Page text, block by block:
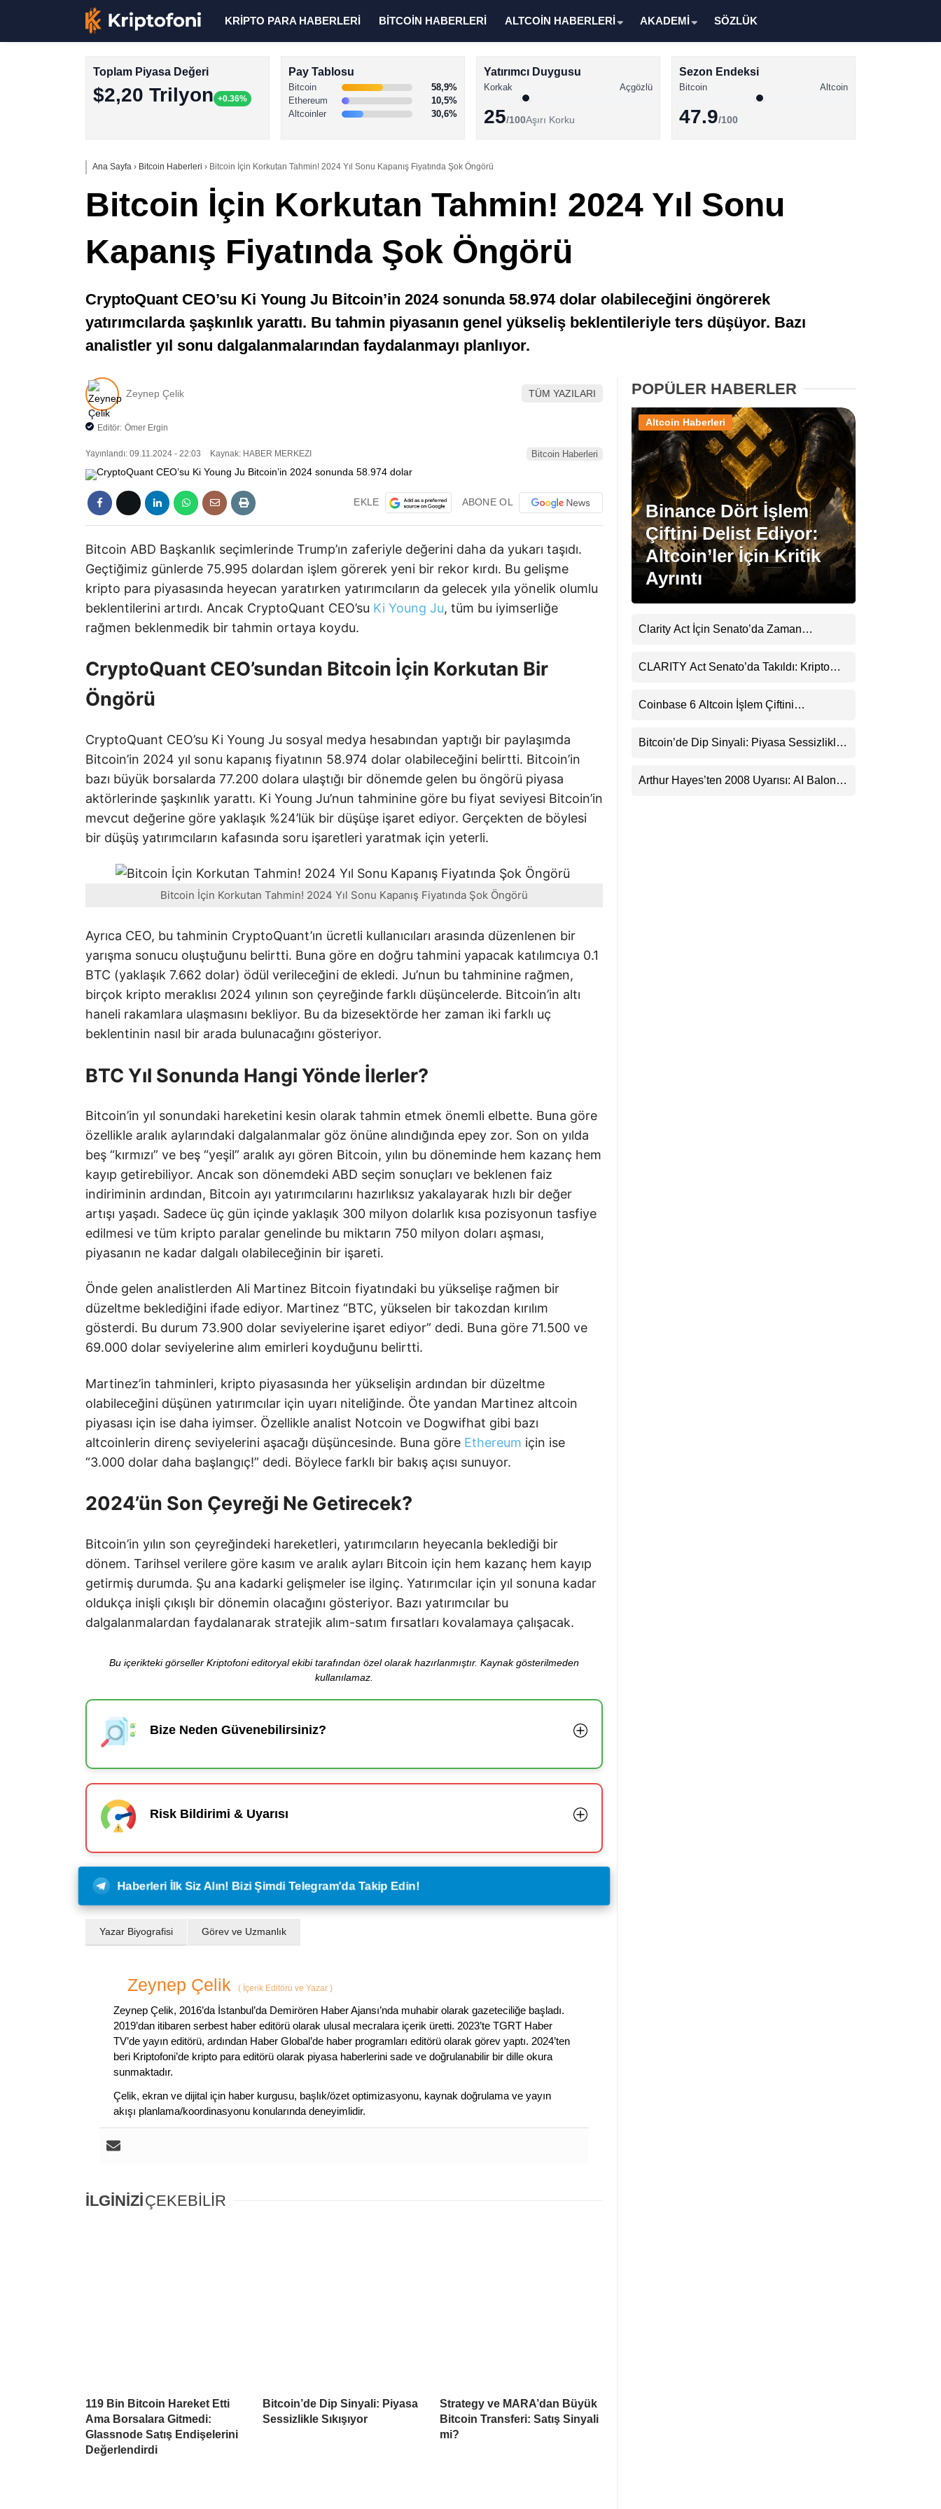
Altcoin Haberleri
Facebook
Instagram
Youtube
TikTok
Pinterest
KRİPTO PARA HABERLERİ BİTCOİN HABERLERİ ALTCOİN HABERLERİ AKADEMİ SÖZLÜK
Toplam Piyasa Değeri
$2,20 Trilyon +0.36%
Pay Tablosu
Bitcoin
58,9%
Ethereum
10,5%
Altcoinler
30,6%
Yatırımcı Duygusu
Korkak Açgözlü
25/100Aşırı Korku
Sezon Endeksi
Bitcoin Altcoin
47.9/100
Ana Sayfa › Bitcoin Haberleri › Bitcoin İçin Korkutan Tahmin! 2024 Yıl Sonu Kapanış Fiyatında Şok Öngörü
Bitcoin İçin Korkutan Tahmin! 2024 Yıl Sonu
Kapanış Fiyatında Şok Öngörü
CryptoQuant CEO’su Ki Young Ju Bitcoin’in 2024 sonunda 58.974 dolar olabileceğini öngörerek
yatırımcılarda şaşkınlık yarattı. Bu tahmin piyasanın genel yükseliş beklentileriyle ters düşüyor. Bazı
analistler yıl sonu dalgalanmalarından faydalanmayı planlıyor.
Zeynep Çelik TÜM YAZILARI
Editör: Ömer Ergin
Yayınlandı: 09.11.2024 - 22:03 Kaynak: HABER MERKEZI Bitcoin Haberleri
EKLE ABONE OL
Bitcoin ABD Başkanlık seçimlerinde Trump’ın zaferiyle değerini daha da yukarı taşıdı.
Geçtiğimiz günlerde 75.995 dolardan işlem görerek yeni bir rekor kırdı. Bu gelişme
kripto para piyasasında heyecan yaratırken yatırımcıların da gelecek yıla yönelik olumlu
beklentilerini artırdı. Ancak CryptoQuant CEO’su Ki Young Ju, tüm bu iyimserliğe
rağmen beklenmedik bir tahmin ortaya koydu.
CryptoQuant CEO’sundan Bitcoin İçin Korkutan Bir
Öngörü
CryptoQuant CEO’su Ki Young Ju sosyal medya hesabından yaptığı bir paylaşımda
Bitcoin’in 2024 yıl sonu kapanış fiyatının 58.974 dolar olabileceğini belirtti. Bitcoin’in
bazı büyük borsalarda 77.200 dolara ulaştığı bir dönemde gelen bu öngörü piyasa
aktörlerinde şaşkınlık yarattı. Ki Young Ju’nun tahminine göre bu fiyat seviyesi Bitcoin’in
mevcut değerine göre yaklaşık %24’lük bir düşüşe işaret ediyor. Gerçekten de böylesi
bir düşüş yatırımcıların kafasında soru işaretleri yaratmak için yeterli.
Bitcoin İçin Korkutan Tahmin! 2024 Yıl Sonu Kapanış Fiyatında Şok Öngörü
Ayrıca CEO, bu tahminin CryptoQuant’ın ücretli kullanıcıları arasında düzenlenen bir
yarışma sonucu oluştuğunu belirtti. Buna göre en doğru tahmini yapacak katılımcıya 0.1
BTC (yaklaşık 7.662 dolar) ödül verileceğini de ekledi. Ju’nun bu tahminine rağmen,
birçok kripto meraklısı 2024 yılının son çeyreğinde farklı düşüncelerde. Bitcoin’in altı
haneli rakamlara ulaşmasını bekliyor. Bu da bizesektörde her zaman iki farklı uç
beklentinin nasıl bir arada bulunacağını gösteriyor.
BTC Yıl Sonunda Hangi Yönde İlerler?
Bitcoin’in yıl sonundaki hareketini kesin olarak tahmin etmek önemli elbette. Buna göre
özellikle aralık aylarındaki dalgalanmalar göz önüne alındığında epey zor. Son on yılda
beş “kırmızı” ve beş “yeşil” aralık ayı gören Bitcoin, yılın bu döneminde hem kazanç hem
kayıp getirebiliyor. Ancak son dönemdeki ABD seçim sonuçları ve beklenen faiz
indiriminin ardından, Bitcoin ayı yatırımcılarını hazırlıksız yakalayarak hızlı bir değer
artışı yaşadı. Sadece üç gün içinde yaklaşık 300 milyon dolarlık kısa pozisyonun tasfiye
edilmesi ve tüm kripto paralar genelinde bu miktarın 750 milyon doları aşması,
piyasanın ne kadar dalgalı olabileceğinin bir işareti.
Önde gelen analistlerden Ali Martinez Bitcoin fiyatındaki bu yükselişe rağmen bir
düzeltme beklediğini ifade ediyor. Martinez “BTC, yükselen bir takozdan kırılım
gösterdi. Bu durum 73.900 dolar seviyelerine işaret ediyor” dedi. Buna göre 71.500 ve
69.000 dolar seviyelerine alım emirleri koyduğunu belirtti.
Martinez’in tahminleri, kripto piyasasında her yükselişin ardından bir düzeltme
olabileceğini düşünen yatırımcılar için uyarı niteliğinde. Öte yandan Martinez altcoin
piyasası için ise daha iyimser. Özellikle analist Notcoin ve Dogwifhat gibi bazı
altcoinlerin direnç seviyelerini aşacağı düşüncesinde. Buna göre Ethereum için ise
“3.000 dolar daha başlangıç!” dedi. Böylece farklı bir bakış açısı sunuyor.
2024’ün Son Çeyreği Ne Getirecek?
Bitcoin’in yılın son çeyreğindeki hareketleri, yatırımcıların heyecanla beklediği bir
dönem. Tarihsel verilere göre kasım ve aralık ayları Bitcoin için hem kazanç hem kayıp
getirmiş durumda. Şu ana kadarki gelişmeler ise ilginç. Yatırımcılar için yıl sonuna kadar
oldukça inişli çıkışlı bir dönemin olacağını gösteriyor. Bazı yatırımcılar bu
dalgalanmalardan faydalanarak stratejik alım-satım fırsatları kovalamaya çalışacak.
Bu içerikteki görseller Kriptofoni editoryal ekibi tarafından özel olarak hazırlanmıştır. Kaynak gösterilmeden
kullanılamaz.
Bize Neden Güvenebilirsiniz?
Risk Bildirimi & Uyarısı
Haberleri İlk Siz Alın! Bizi Şimdi Telegram'da Takip Edin!
Yazar Biyografisi Görev ve Uzmanlık
Zeynep Çelik ( İçerik Editörü ve Yazar )
Zeynep Çelik, 2016’da İstanbul’da Demirören Haber Ajansı’nda muhabir olarak gazeteciliğe başladı.
2019’dan itibaren serbest haber editörü olarak ulusal mecralara içerik üretti. 2023’te TGRT Haber
TV’de yayın editörü, ardından Haber Global’de haber programları editörü olarak görev yaptı. 2024’ten
beri Kriptofoni’de kripto para editörü olarak piyasa haberlerini sade ve doğrulanabilir bir dille okura
sunmaktadır.
Çelik, ekran ve dijital için haber kurgusu, başlık/özet optimizasyonu, kaynak doğrulama ve yayın
akışı planlama/koordinasyonu konularında deneyimlidir.
İLGİNİZİÇEKEBİLİR
119 Bin Bitcoin Hareket Etti
Ama Borsalara Gitmedi:
Glassnode Satış Endişelerini
Değerlendirdi
Bitcoin’de Dip Sinyali: Piyasa
Sessizlikle Sıkışıyor
Strategy ve MARA’dan Büyük
Bitcoin Transferi: Satış Sinyali
mi?
POPÜLER HABERLER
Binance Dört İşlem
Çiftini Delist Ediyor:
Altcoin’ler İçin Kritik
Ayrıntı
Altcoin Haberleri
Clarity Act İçin Senato’da Zaman
CLARITY Act Senato’da Takıldı: Kripto
Coinbase 6 Altcoin İşlem Çiftini
Bitcoin’de Dip Sinyali: Piyasa Sessizlikle
Arthur Hayes’ten 2008 Uyarısı: AI Balonu